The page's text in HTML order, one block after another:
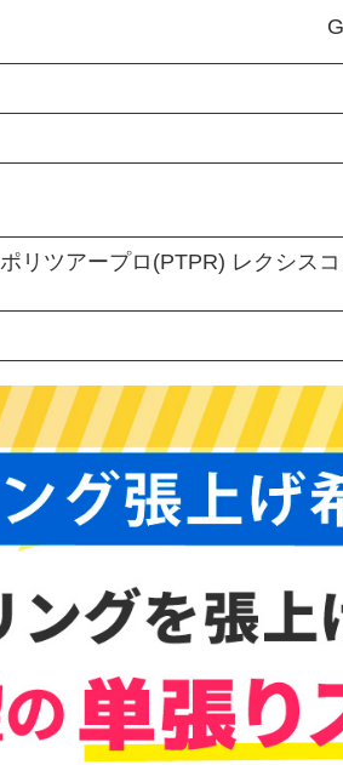
ポリツアープロ(PTPR) レクシス